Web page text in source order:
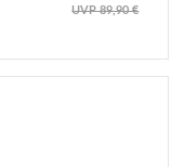
UVP 89,90 €